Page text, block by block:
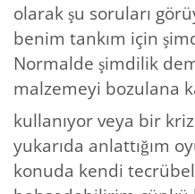
olarak şu soruları
benim tankım için
Normalde şimdilik
malzemeyi bozulana
kullanıyor veya bir
yukarıda anlattığım
konuda kendi